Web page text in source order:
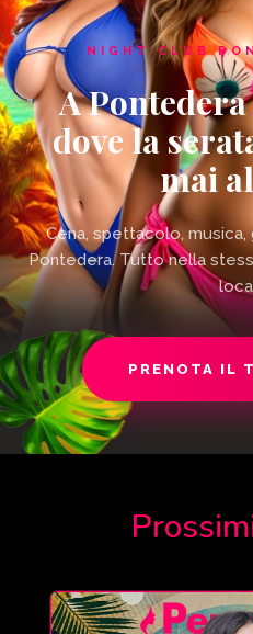
NIGHT CLUB
A
dove la
mai
Cena, spettacolo,
Pontedera. Tutto nella
PRENOTA IL